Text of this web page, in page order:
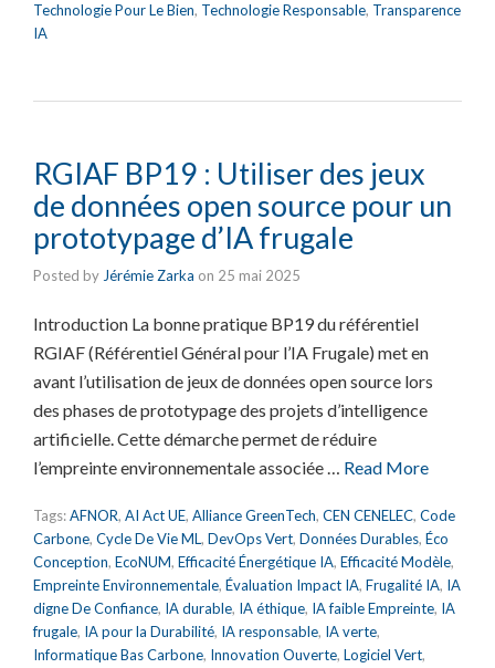
Technologie Pour Le Bien, Technologie Responsable, Transparence
IA
RGIAF BP19 : Utiliser des jeux
de données open source pour un
prototypage d’IA frugale
Posted by Jérémie Zarka on 25 mai 2025
Introduction La bonne pratique BP19 du référentiel
RGIAF (Référentiel Général pour l’IA Frugale) met en
avant l’utilisation de jeux de données open source lors
des phases de prototypage des projets d’intelligence
artificielle. Cette démarche permet de réduire
l’empreinte environnementale associée … Read More
Tags:AFNOR, AI Act UE, Alliance GreenTech, CEN CENELEC, Code
Carbone, Cycle De Vie ML, DevOps Vert, Données Durables, Éco
Conception, EcoNUM, Efficacité Énergétique IA, Efficacité Modèle,
Empreinte Environnementale, Évaluation Impact IA, Frugalité IA, IA
digne De Confiance, IA durable, IA éthique, IA faible Empreinte, IA
frugale, IA pour la Durabilité, IA responsable, IA verte,
Informatique Bas Carbone, Innovation Ouverte, Logiciel Vert,